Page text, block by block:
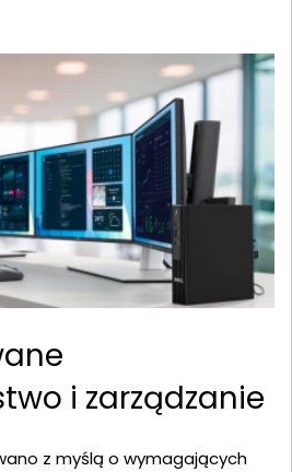
i zarządzanie
z myślą o wymagających